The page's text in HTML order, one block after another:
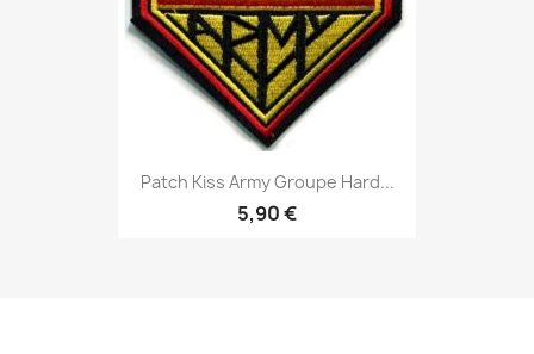
Patch Kiss Army Groupe Hard...
5,90 €